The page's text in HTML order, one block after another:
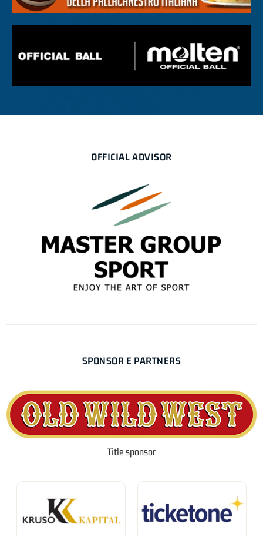
OFFICIAL ADVISOR
SPONSOR E PARTNERS
Title sponsor